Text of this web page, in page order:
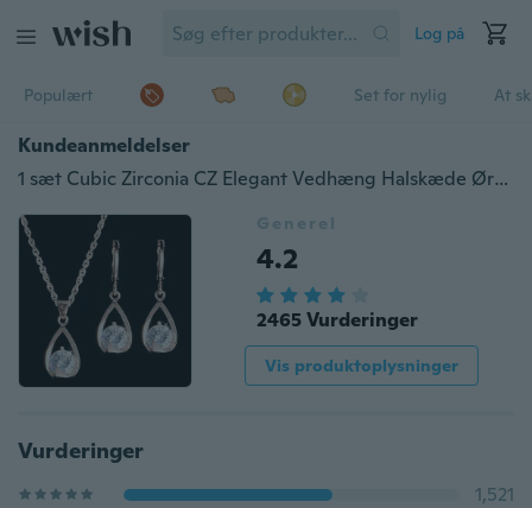
Log på
Populært Set for nylig At
Kundeanmeldelser
1 sæt Cubic Zirconia CZ Elegant Vedhæng Halskæde Øreringe Smykkesæt
Generel
4.2
2465 Vurderinger
Vis produktoplysninger
Vurderinger
1,521